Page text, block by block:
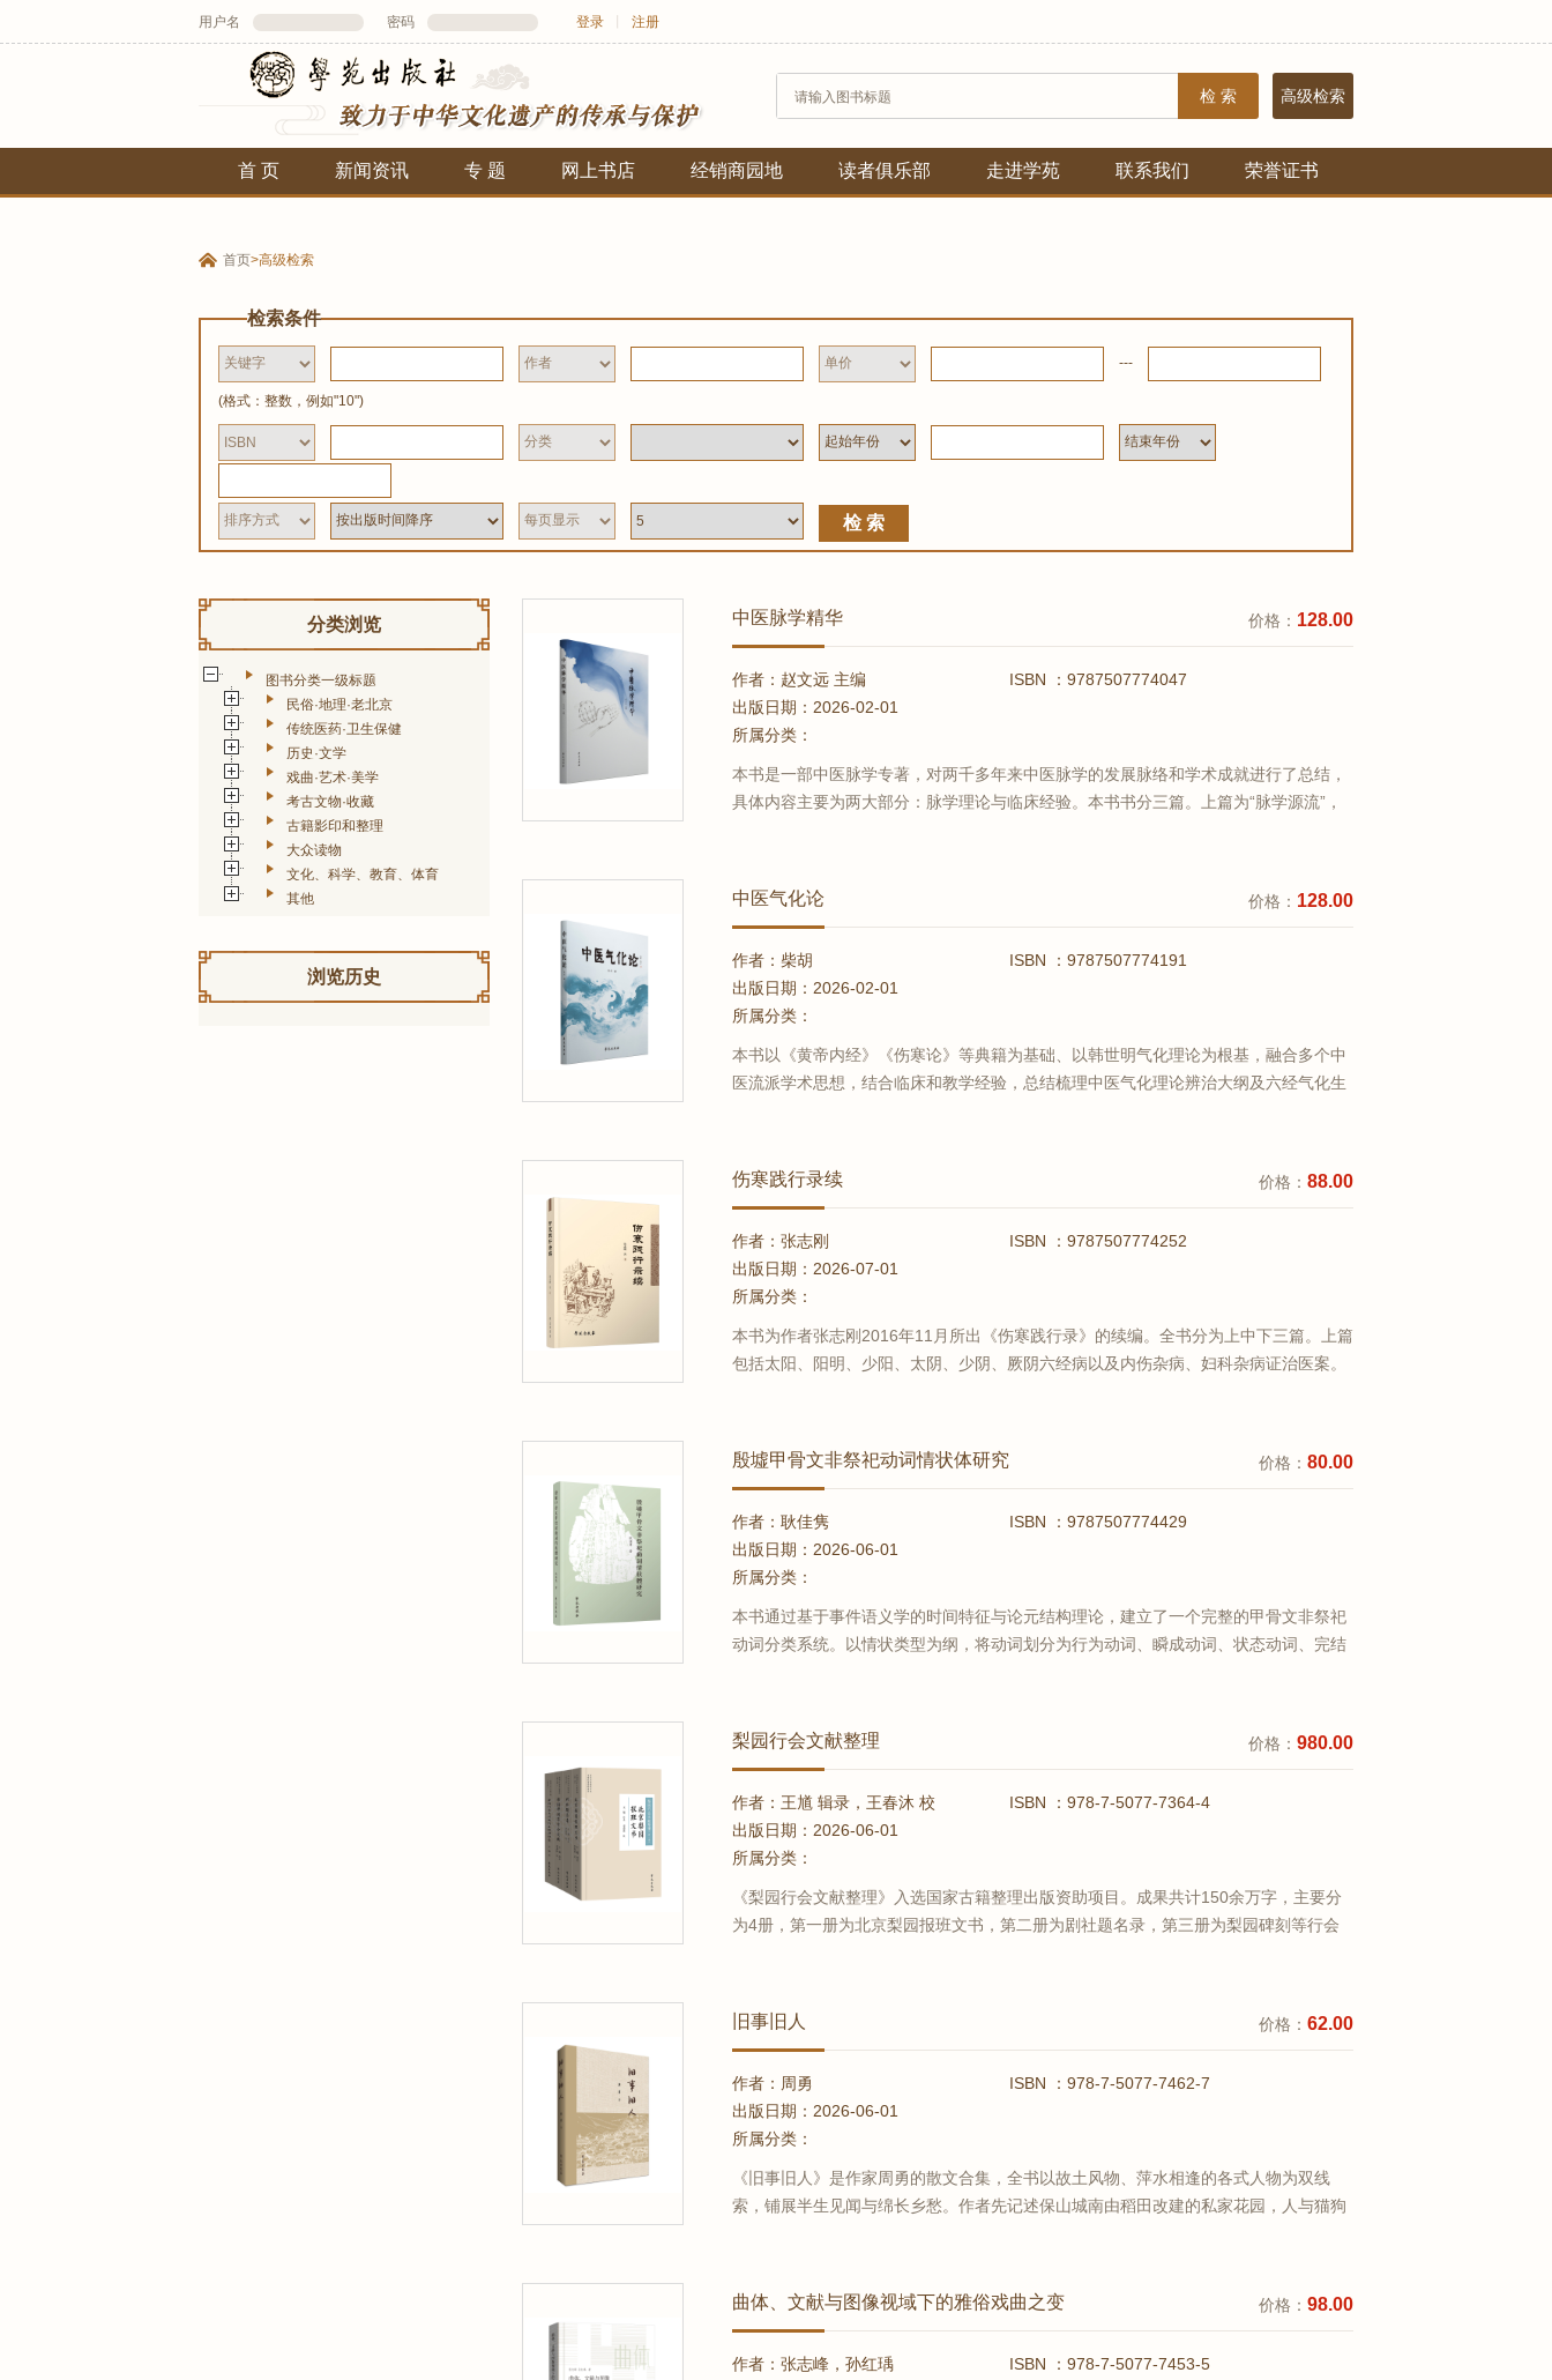
用户名 密码 登录 注册
检 索 高级检索
首 页 新闻资讯 专 题 网上书店 经销商园地 读者俱乐部 走进学苑 联系我们 荣誉证书
首页>高级检索
检索条件
---
(格式：整数，例如"10")
检 索
分类浏览
图书分类一级标题
民俗·地理·老北京
传统医药·卫生保健
历史·文学
戏曲·艺术·美学
考古文物·收藏
古籍影印和整理
大众读物
文化、科学、教育、体育
其他
浏览历史
价格： 128.00
中医脉学精华
作者：赵文远 主编
ISBN ：9787507774047
出版日期：2026-02-01
所属分类：
本书是一部中医脉学专著，对两千多年来中医脉学的发展脉络和学术成就进行了总结，
具体内容主要为两大部分：脉学理论与临床经验。本书书分三篇。上篇为“脉学源流”，
科研工作者的工具书，也可作为...
价格： 128.00
中医气化论
作者：柴胡
ISBN ：9787507774191
出版日期：2026-02-01
所属分类：
本书以《黄帝内经》《伤寒论》等典籍为基础、以韩世明气化理论为根基，融合多个中
医流派学术思想，结合临床和教学经验，总结梳理中医气化理论辨治大纲及六经气化生
断丝瓜络模型”的诊疗思维。作...
价格： 88.00
伤寒践行录续
作者：张志刚
ISBN ：9787507774252
出版日期：2026-07-01
所属分类：
本书为作者张志刚2016年11月所出《伤寒践行录》的续编。全书分为上中下三篇。上篇
包括太阳、阳明、少阳、太阴、少阴、厥阴六经病以及内伤杂病、妇科杂病证治医案。
医论文录。主要为作者对一些常见病...
价格： 80.00
殷墟甲骨文非祭祀动词情状体研究
作者：耿佳隽
ISBN ：9787507774429
出版日期：2026-06-01
所属分类：
本书通过基于事件语义学的时间特征与论元结构理论，建立了一个完整的甲骨文非祭祀
动词分类系统。以情状类型为纲，将动词划分为行为动词、瞬成动词、状态动词、完结
动词，厘清了它们在过程性、终结性、结...
价格： 980.00
梨园行会文献整理
作者：王馗 辑录，王春沐 校
ISBN ：978-7-5077-7364-4
出版日期：2026-06-01
所属分类：
《梨园行会文献整理》入选国家古籍整理出版资助项目。成果共计150余万字，主要分
为4册，第一册为北京梨园报班文书，第二册为剧社题名录，第三册为梨园碑刻等行会
作者进行了精细的文献点校和整理；此...
价格： 62.00
旧事旧人
作者：周勇
ISBN ：978-7-5077-7462-7
出版日期：2026-06-01
所属分类：
《旧事旧人》是作家周勇的散文合集，全书以故土风物、萍水相逢的各式人物为双线
索，铺展半生见闻与绵长乡愁。作者先记述保山城南由稻田改建的私家花园，人与猫狗
惘。书中寻访歙县祖籍、邂逅石屏奇人、追...
价格： 98.00
曲体、文献与图像视域下的雅俗戏曲之变
作者：张志峰，孙红瑀
ISBN ：978-7-5077-7453-5